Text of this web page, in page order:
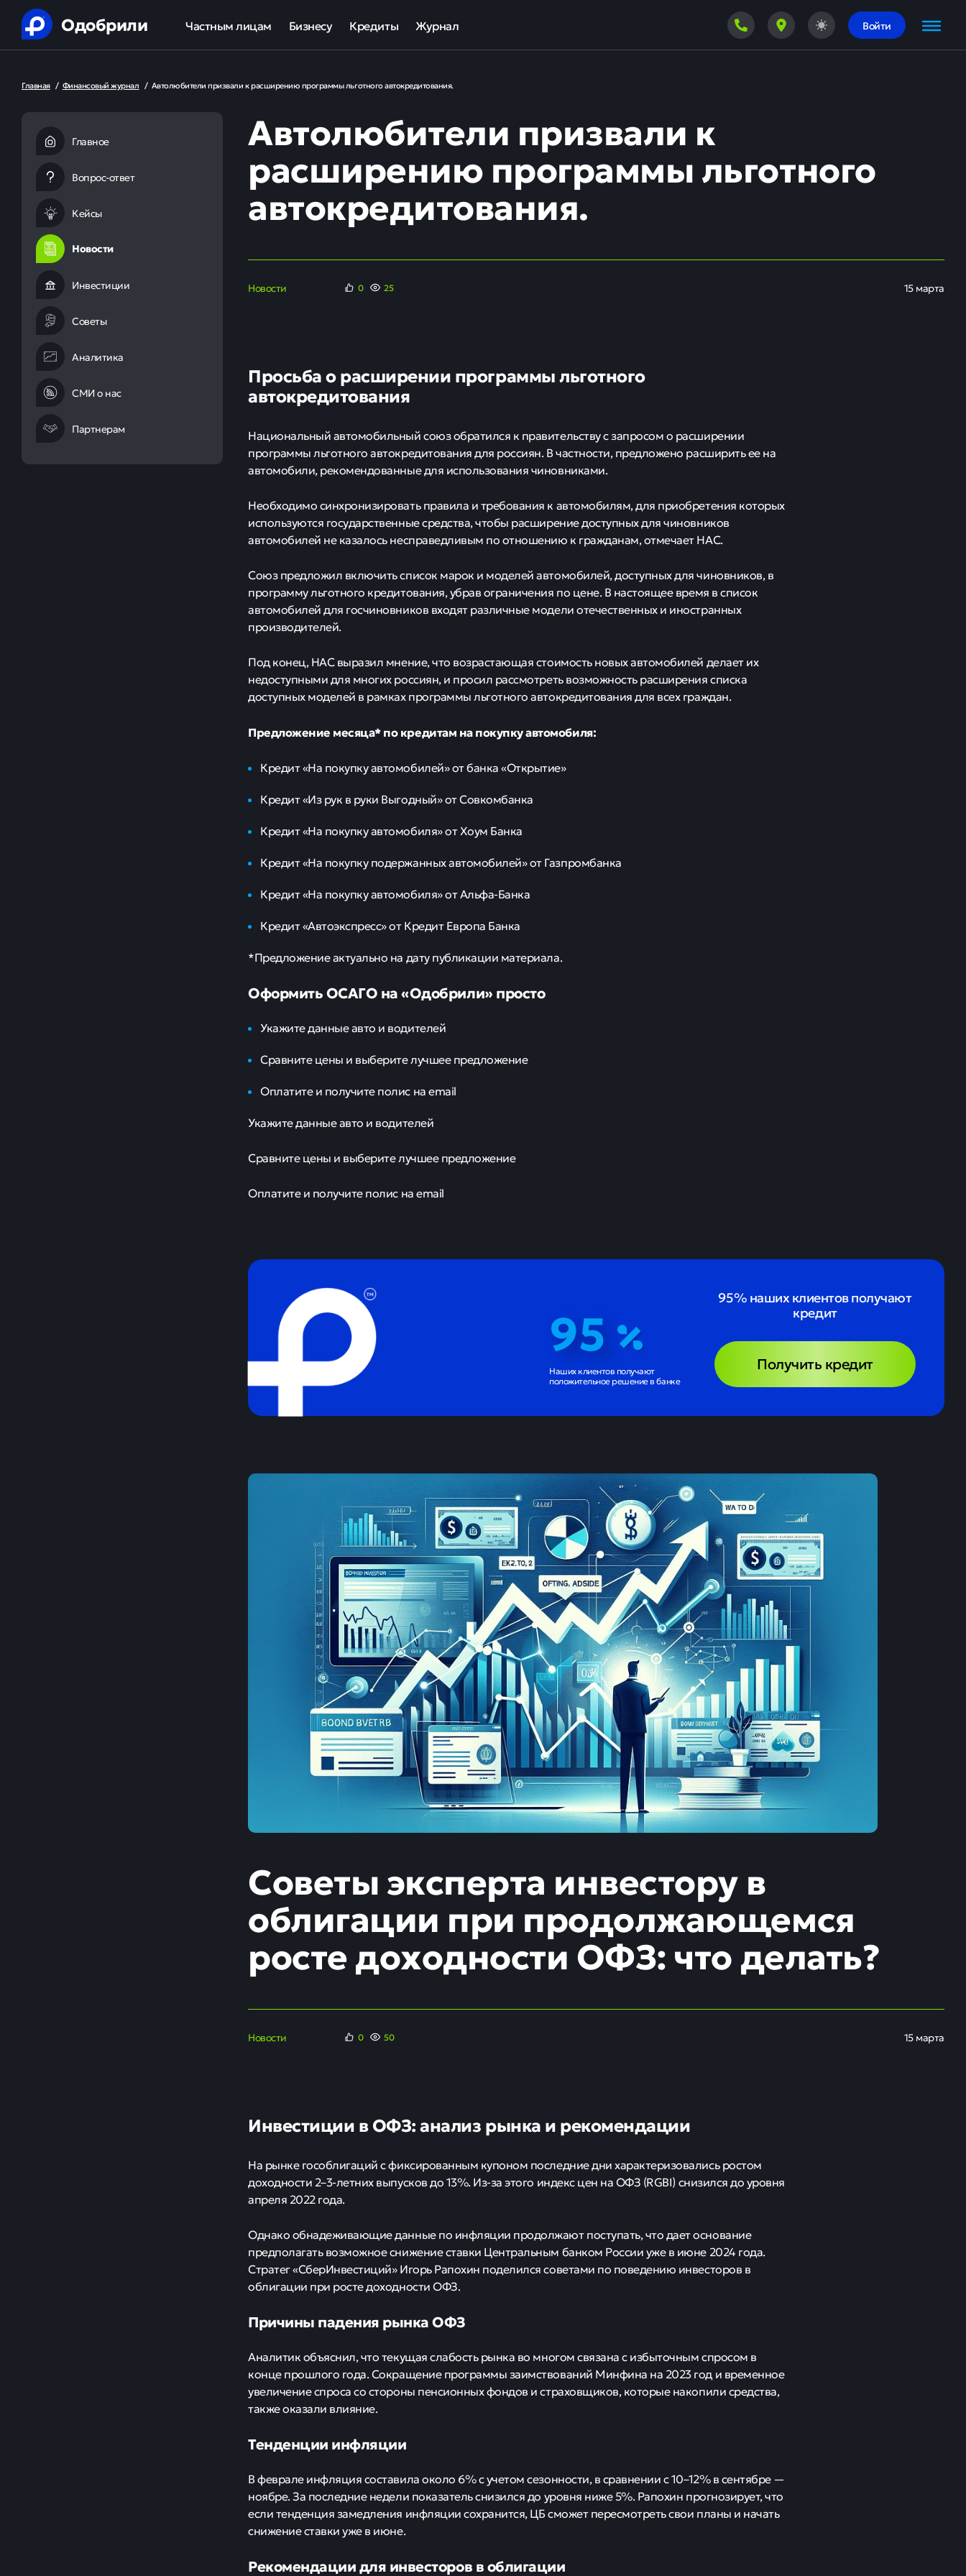
Одобрили Частным лицам
Рефинансирование кредитов
Ипотека
Банкротство
Юридическая защита от коллекторов и кредиторов
Бизнесу
Оборотный кредит
Льготные программы кредитования для бизнеса
Кредиты
Рефинансирование кредитов
Кредит на карту
Кредиты под залог авто
Кредиты под залог недвижимости
Кредиты с плохой КИ
Кредиты без справок
Журнал Войти
Главная / Финансовый журнал / Автолюбители призвали к расширению программы льготного автокредитования.
Главное
Вопрос-ответ
Кейсы
Новости
Инвестиции
Советы
Аналитика
СМИ о нас
Партнерам
Автолюбители призвали к
расширению программы льготного
автокредитования.
Новости 0 25 15 марта
Просьба о расширении программы льготного
автокредитования
Национальный автомобильный союз обратился к правительству с запросом о расширении
программы льготного автокредитования для россиян. В частности, предложено расширить ее на
автомобили, рекомендованные для использования чиновниками.
Необходимо синхронизировать правила и требования к автомобилям, для приобретения которых
используются государственные средства, чтобы расширение доступных для чиновников
автомобилей не казалось несправедливым по отношению к гражданам, отмечает НАС.
Союз предложил включить список марок и моделей автомобилей, доступных для чиновников, в
программу льготного кредитования, убрав ограничения по цене. В настоящее время в список
автомобилей для госчиновников входят различные модели отечественных и иностранных
производителей.
Под конец, НАС выразил мнение, что возрастающая стоимость новых автомобилей делает их
недоступными для многих россиян, и просил рассмотреть возможность расширения списка
доступных моделей в рамках программы льготного автокредитования для всех граждан.
Предложение месяца* по кредитам на покупку автомобиля:
Кредит «На покупку автомобилей» от банка «Открытие»
Кредит «Из рук в руки Выгодный» от Совкомбанка
Кредит «На покупку автомобиля» от Хоум Банка
Кредит «На покупку подержанных автомобилей» от Газпромбанка
Кредит «На покупку автомобиля» от Альфа-Банка
Кредит «Автоэкспресс» от Кредит Европа Банка
*Предложение актуально на дату публикации материала.
Оформить ОСАГО на «Одобрили» просто
Укажите данные авто и водителей
Сравните цены и выберите лучшее предложение
Оплатите и получите полис на email
Укажите данные авто и водителей
Сравните цены и выберите лучшее предложение
Оплатите и получите полис на email
95
Наших клиентов получают
положительное решение в банке
95% наших клиентов получают
кредит
Получить кредит
Советы эксперта инвестору в
облигации при продолжающемся
росте доходности ОФЗ: что делать?
Новости 0 50 15 марта
Инвестиции в ОФЗ: анализ рынка и рекомендации
На рынке гособлигаций с фиксированным купоном последние дни характеризовались ростом
доходности 2–3-летних выпусков до 13%. Из-за этого индекс цен на ОФЗ (RGBI) снизился до уровня
апреля 2022 года.
Однако обнадеживающие данные по инфляции продолжают поступать, что дает основание
предполагать возможное снижение ставки Центральным банком России уже в июне 2024 года.
Стратег «СберИнвестиций» Игорь Рапохин поделился советами по поведению инвесторов в
облигации при росте доходности ОФЗ.
Причины падения рынка ОФЗ
Аналитик объяснил, что текущая слабость рынка во многом связана с избыточным спросом в
конце прошлого года. Сокращение программы заимствований Минфина на 2023 год и временное
увеличение спроса со стороны пенсионных фондов и страховщиков, которые накопили средства,
также оказали влияние.
Тенденции инфляции
В феврале инфляция составила около 6% с учетом сезонности, в сравнении с 10–12% в сентябре —
ноябре. За последние недели показатель снизился до уровня ниже 5%. Рапохин прогнозирует, что
если тенденция замедления инфляции сохранится, ЦБ сможет пересмотреть свои планы и начать
снижение ставки уже в июне.
Рекомендации для инвесторов в облигации